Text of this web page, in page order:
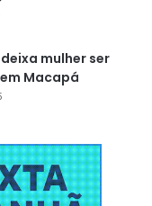
mulher ser
Macapá